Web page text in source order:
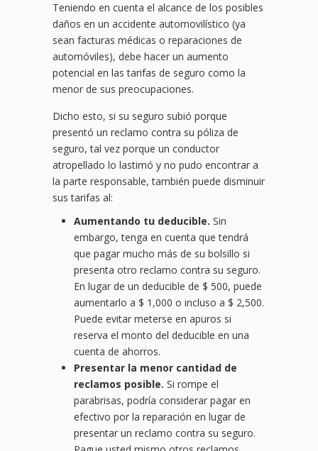
Teniendo en cuenta el alcance de los posibles
daños en un accidente automovilístico (ya
sean facturas médicas o reparaciones de
automóviles), debe hacer un aumento
potencial en las tarifas de seguro como la
menor de sus preocupaciones.
Dicho esto, si su seguro subió porque
presentó un reclamo contra su póliza de
seguro, tal vez porque un conductor
atropellado lo lastimó y no pudo encontrar a
la parte responsable, también puede disminuir
sus tarifas al:
Aumentando tu deducible. Sin
embargo, tenga en cuenta que tendrá
que pagar mucho más de su bolsillo si
presenta otro reclamo contra su seguro.
En lugar de un deducible de $ 500, puede
aumentarlo a $ 1,000 o incluso a $ 2,500.
Puede evitar meterse en apuros si
reserva el monto del deducible en una
cuenta de ahorros.
Presentar la menor cantidad de
reclamos posible. Si rompe el
parabrisas, podría considerar pagar en
efectivo por la reparación en lugar de
presentar un reclamo contra su seguro.